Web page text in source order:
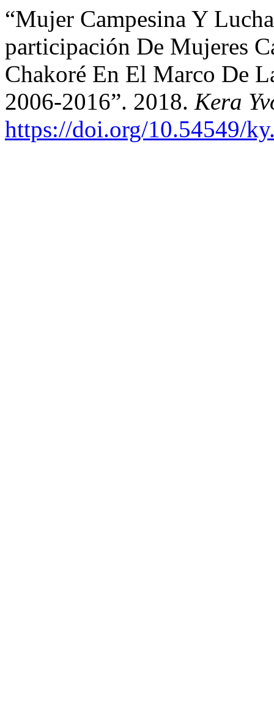
“Mujer Campesina Y
participación De Mujeres
Chakoré En El Marco De
2006-2016”. 2018. Kera
https://doi.org/10.54549/